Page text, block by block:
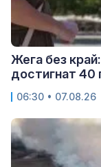
Жега без
достигнат 40
06:30 • 07.08.26